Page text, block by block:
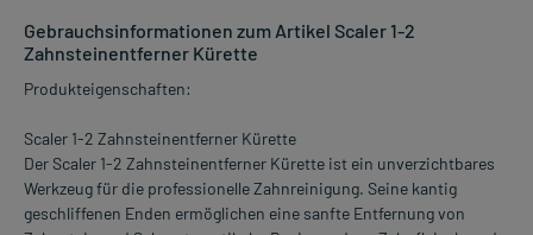
Gebrauchsinformationen zum Artikel Scaler 1-2
Zahnsteinentferner Kürette
Produkteigenschaften:
Scaler 1-2 Zahnsteinentferner Kürette
Der Scaler 1-2 Zahnsteinentferner Kürette ist ein unverzichtbares
Werkzeug für die professionelle Zahnreinigung. Seine kantig
geschliffenen Enden ermöglichen eine sanfte Entfernung von